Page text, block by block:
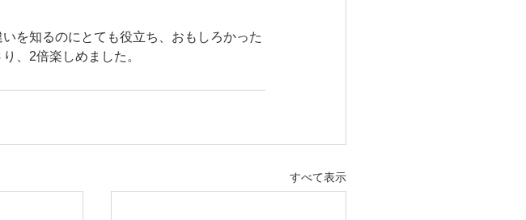
を知るのにとても役立ち、おもしろかった
、2倍楽しめました。
すべて表示